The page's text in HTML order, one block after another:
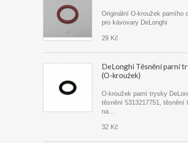
Originální O-kroužek parního
pro kávovary DeLonghi
29 Kč
DeLonghi Těsnění parní
(O-kroužek)
O-kroužek parní trysky
těsnění 5313217751, těsnění
na...
32 Kč